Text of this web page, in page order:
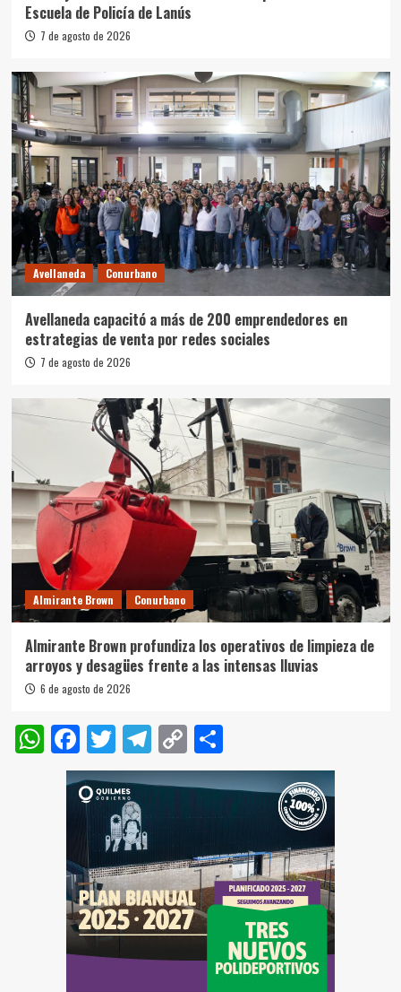
Escuela de Policía de Lanús
7 de agosto de 2026
Avellaneda Conurbano
Avellaneda capacitó a más de 200 emprendedores en
estrategias de venta por redes sociales
7 de agosto de 2026
Almirante Brown Conurbano
Almirante Brown profundiza los operativos de limpieza de
arroyos y desagües frente a las intensas lluvias
6 de agosto de 2026
WhatsApp
Facebook
Twitter
Telegram
Copy
Link
Compartir